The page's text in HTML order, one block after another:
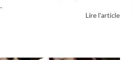
Lire l'article